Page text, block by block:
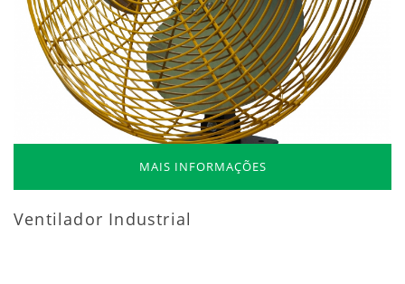
MAIS INFORMAÇÕES
Ventilador Industrial